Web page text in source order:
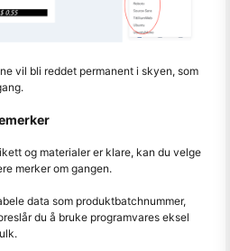
vil bli reddet permanent i skyen, som
og materialer er klare, kan du velge
merker om gangen.
data som produktbatchnummer,
du å bruke programvares eksel